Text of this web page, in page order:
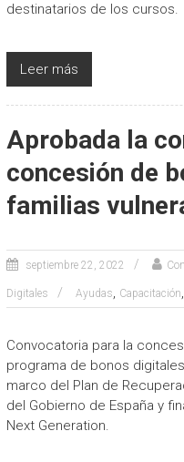
destinatarios de los cursos.
Leer más
Aprobada la
concesión de
familias
septiembre 22, 2022
Digitales Ayudas, Capacitación,
Convocatoria para la
programa de bonos
marco del Plan de
del Gobierno de España y
Next Generation.